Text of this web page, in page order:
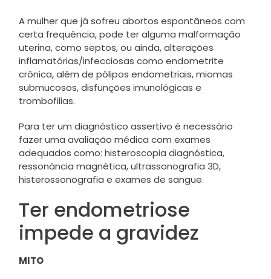
A mulher que já sofreu abortos espontâneos com
certa frequência, pode ter alguma malformação
uterina, como septos, ou ainda, alterações
inflamatórias/infecciosas como endometrite
crônica, além de pólipos endometriais, miomas
submucosos, disfunções imunológicas e
trombofilias.
Para ter um diagnóstico assertivo é necessário
fazer uma avaliação médica com exames
adequados como: histeroscopia diagnóstica,
ressonância magnética, ultrassonografia 3D,
histerossonografia e exames de sangue.
Ter endometriose
impede a gravidez
MITO